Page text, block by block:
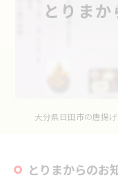
とりまか
とりまからのお